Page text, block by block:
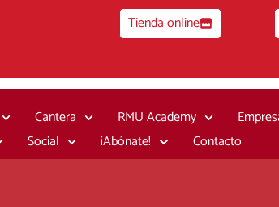
Tienda online
Cantera RMU Academy
Social ¡Abónate! Contacto